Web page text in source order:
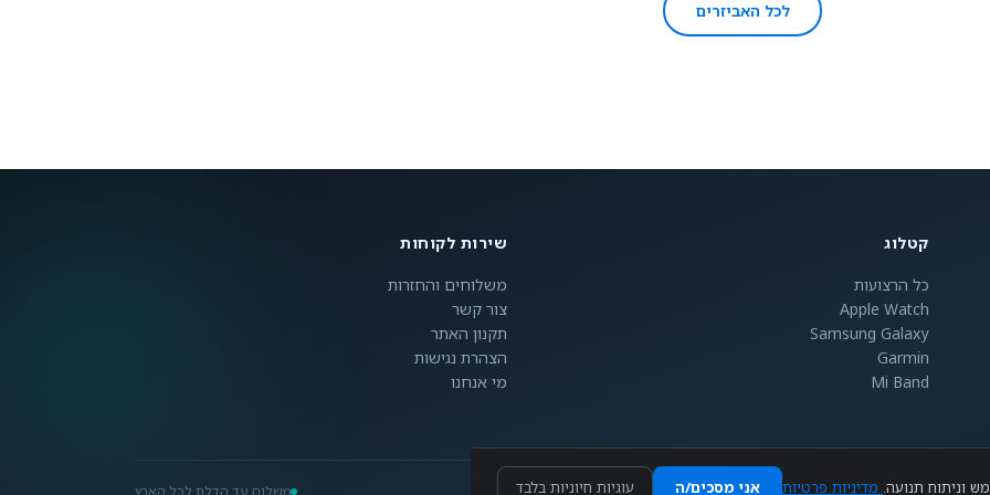
לכל האביזרים
קטלוג
כל הרצועות
Apple Watch
Samsung Galaxy
Garmin
Mi Band
שירות לקוחות
משלוחים והחזרות
צור קשר
תקנון האתר
הצהרת נגישות
מי אנחנו
משלוח עד הדלת לכל הארץ מדיניות פרטיות אני מסכים/ה עוגיות חיוניות בלבד